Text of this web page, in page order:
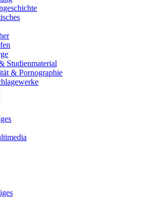
Studienmaterial
& Pornographie